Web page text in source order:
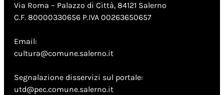
Via Roma – Palazzo di Città, 84121 Salerno
C.F. 80000330656 P.IVA 00263650657
Email:
cultura@comune.salerno.it
Segnalazione disservizi sul portale:
utd@pec.comune.salerno.it